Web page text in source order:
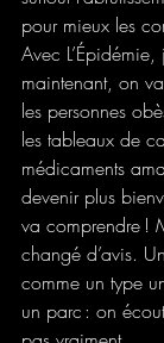
pour mieux les
Avec L’Épidémie,
maintenant, on
les personnes
les tableaux de
médicaments
devenir plus
va comprendre !
changé d’avis.
comme un type
un parc : on